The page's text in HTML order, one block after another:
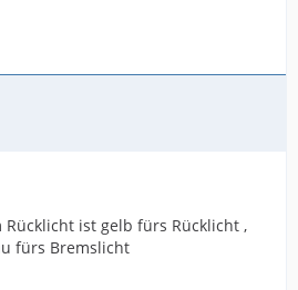
Rücklicht ist gelb fürs Rücklicht ,
fürs Bremslicht